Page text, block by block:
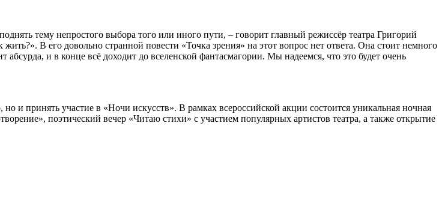
тему непростого выбора того или иного пути, – говорит главный режиссёр театра Григорий
В его довольно странной повести «Точка зрения» на этот вопрос нет ответа. Она стоит немного
абсурда, и в конце всё доходит до вселенской фантасмагории. Мы надеемся, что это будет очень
и принять участие в «Ночи искусств». В рамках всероссийской акции состоится уникальная ночная
поэтический вечер «Читаю стихи» с участием популярных артистов театра, а также открытие